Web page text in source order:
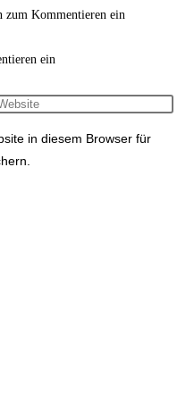
zum Kommentieren ein
ein
in diesem Browser für